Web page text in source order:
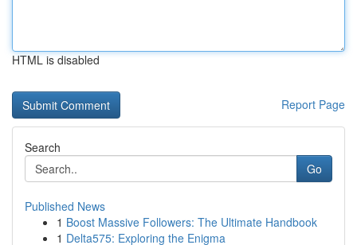
HTML is disabled
Report Page
Search
Go
Published News
1 Boost Massive Followers: The Ultimate Handbook
1 Delta575: Exploring the Enigma